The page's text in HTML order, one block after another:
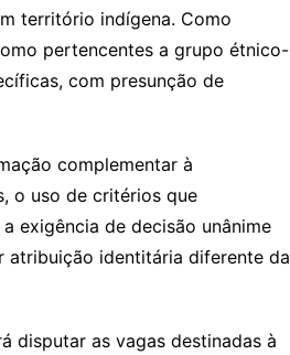
território indígena. Como
pertencentes a grupo étnico-
com presunção de
complementar à
o uso de critérios que
exigência de decisão unânime
atribuição identitária diferente da
disputar as vagas destinadas à